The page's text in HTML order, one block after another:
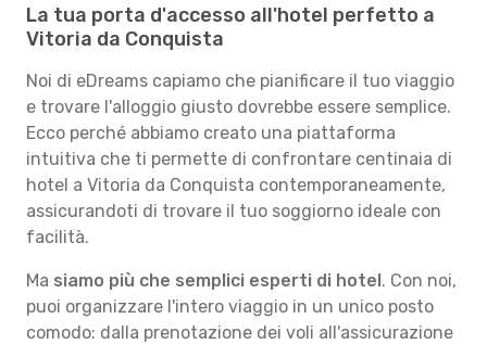
La tua porta d'accesso all'hotel perfetto a
Vitoria da Conquista
Noi di eDreams capiamo che pianificare il tuo viaggio
e trovare l'alloggio giusto dovrebbe essere semplice.
Ecco perché abbiamo creato una piattaforma
intuitiva che ti permette di confrontare centinaia di
hotel a Vitoria da Conquista contemporaneamente,
assicurandoti di trovare il tuo soggiorno ideale con
facilità.
Ma siamo più che semplici esperti di hotel. Con noi,
puoi organizzare l'intero viaggio in un unico posto
comodo: dalla prenotazione dei voli all'assicurazione